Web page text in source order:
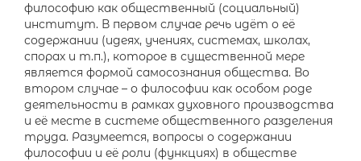
философию как общественный (социальный)
институт. В первом случае речь идёт о её
содержании (идеях, учениях, системах, школах,
спорах и т.п.), которое в существенной мере
является формой самосознания общества. Во
втором случае – о философии как особом роде
деятельности в рамках духовного производства
и её месте в системе общественного разделения
труда. Разумеется, вопросы о содержании
философии и её роли (функциях) в обществе